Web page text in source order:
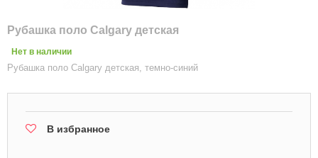
Рубашка поло Calgary детская
Нет в наличии
Рубашка поло Calgary детская, темно-синий
В избранное